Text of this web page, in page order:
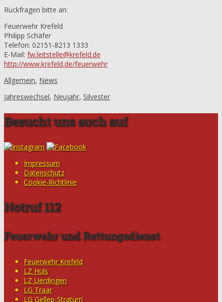
Rückfragen bitte an:
Feuerwehr Krefeld
Philipp Schäfer
Telefon: 02151-8213 1333
E-Mail: fw.leitstelle@krefeld.de
http://www.krefeld.de/feuerwehr
Allgemein, News
Jahreswechsel, Neujahr, Silvester
Besucht uns auch auf
Impressum
Datenschutz
Cookie-Richtlinie
Notruf 112
Feuerwehr und Rettungsdienst
Feuerwehr Krefeld
LZ Hüls
LZ Uerdingen
LG Traar
LG Gellep-Stratum